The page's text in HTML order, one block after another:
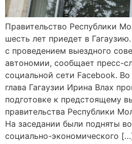
Правительство Республики
шесть лет приедет в
с проведением выездного
автономии, сообщает пресс-
социальной сети Facebook.
глава Гагаузии Ирина Влах
подготовке к предстоящему
правительства Республики
На заседании были подняты
социально-экономического